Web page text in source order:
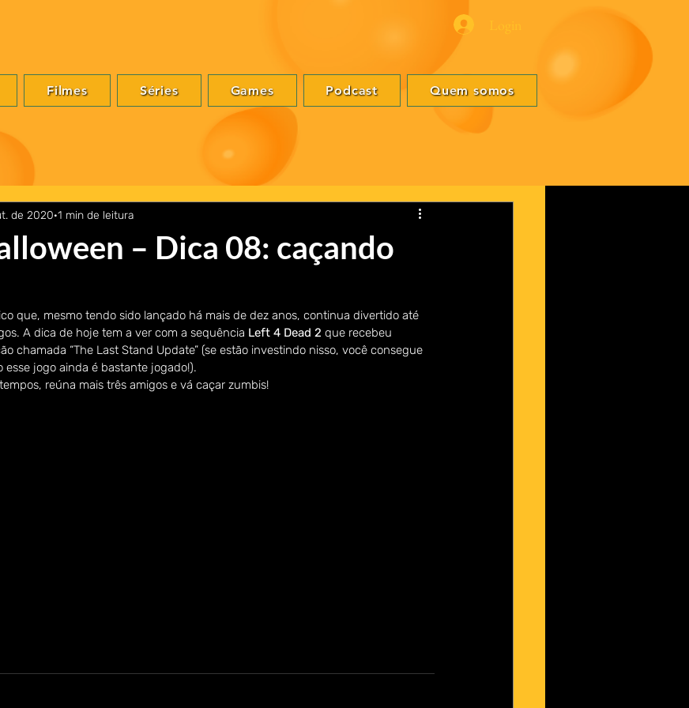
Filmes Séries Games Podcast Quem somos
– Dica 08: caçando
de 2020 1 min de leitura
que, mesmo tendo sido lançado há mais de dez anos, continua divertido até
A dica de hoje tem a ver com a sequência Left 4 Dead 2 que recebeu
chamada “The Last Stand Update” (se estão investindo nisso, você consegue
jogo ainda é bastante jogado!).
reúna mais três amigos e vá caçar zumbis!